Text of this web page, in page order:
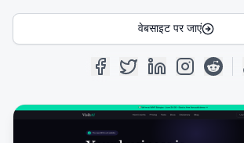
वेबसाइट पर जाएं